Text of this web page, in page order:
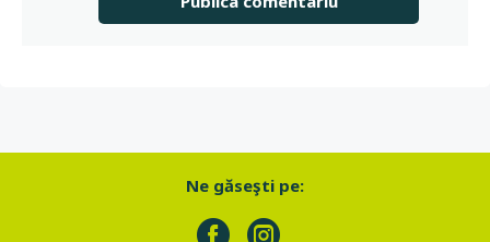
Ne găseşti pe: